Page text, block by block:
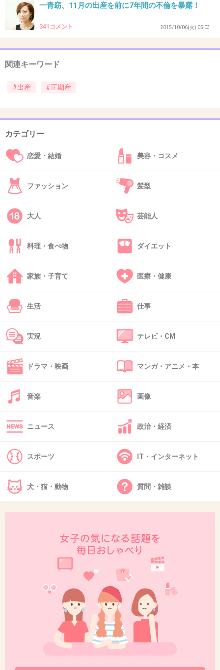
30. 匿名2016/01/24(日) 13:10:41
出産体験談にマイナス押してる人、何なの…？
どちらも2000gちょいの低体重でNICUにお世話
+65
私は33w4dで破水、34w0dで産みました。
が、突然破水でした。
二人目も欲しいですが、先生にまた入院すると
思うし、今回34週までよくもった！と言われ、
と不安で二人目に踏み切れません。。。
のか悩んでます(*_*)
33. 匿名 2016/01/24(日) 13:38:18
主です。
皆さんコメントや経験談ありがとうございま
過期産の方も周りの催促や臨月の状態が続くの
は不安ですよね（ ; ; ）
私は今、頻尿や張りではありませんがお腹や膣
のあたりがズーンと重くなったりし、前回の破
水の記憶が忘れられず多少のおりものでも不安
になります。
一青窈、11月の出産を前に7年間の不倫を暴露！
341コメント 2015/10/06(火) 05:03
関連キーワード
#出産 #正期産
カテゴリー
恋愛・結婚 美容・コスメ
ファッション 髪型
大人 芸能人
料理・食べ物 ダイエット
家族・子育て 医療・健康
生活 仕事
実況 テレビ・CM
ドラマ・映画 マンガ・アニメ・本
音楽 画像
ニュース 政治・経済
スポーツ IT・インターネット
犬・猫・動物 質問・雑談